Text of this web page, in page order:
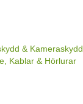
& Kameraskydd
Kablar & Hörlurar